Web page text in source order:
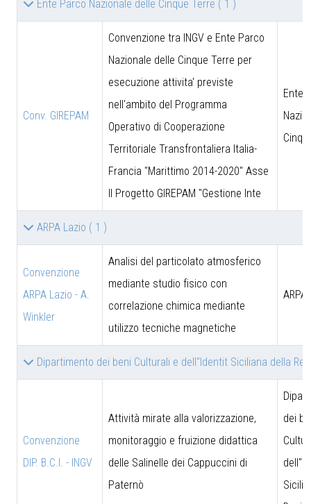
Ente Parco Nazionale delle Cinque Terre ( 1 )
Conv. GIREPAM
Convenzione tra INGV e Ente Parco
Nazionale delle Cinque Terre per
esecuzione attivita' previste
nell'ambito del Programma
Operativo di Cooperazione
Territoriale Transfrontaliera Italia-
Francia "Marittimo 2014-2020" Asse
II Progetto GIREPAM "Gestione Inte
Ente
ARPA Lazio ( 1 )
Convenzione
ARPA Lazio - A.
Winkler
Analisi del particolato atmosferico
mediante studio fisico con
correlazione chimica mediante
utilizzo tecniche magnetiche
ARPA
Dipartimento dei beni Culturali e dell''Identit Siciliana della
Convenzione
DIP. B.C.I. - INGV
Attività mirate alla valorizzazione,
monitoraggio e fruizione didattica
delle Salinelle dei Cappuccini di
Paternò
dei